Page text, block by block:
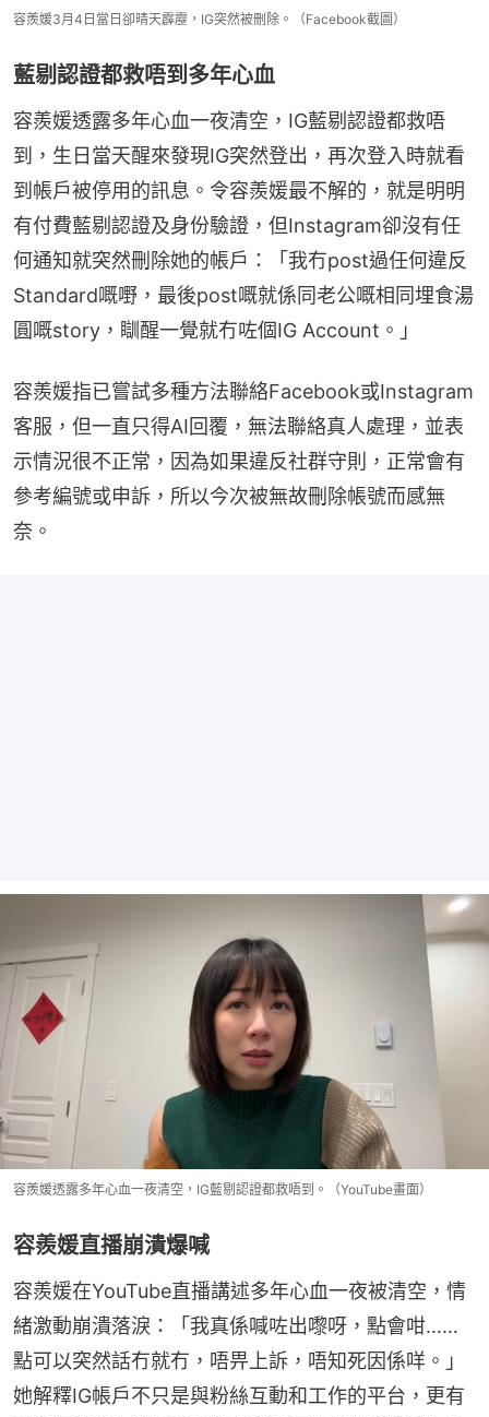
容羨媛3月4日當日卻晴天霹靂，IG突然被刪除。（Facebook截圖）
藍剔認證都救唔到多年心血
容羨媛透露多年心血一夜清空，IG藍剔認證都救唔
到，生日當天醒來發現IG突然登出，再次登入時就看
到帳戶被停用的訊息。令容羨媛最不解的，就是明明
有付費藍剔認證及身份驗證，但Instagram卻沒有任
何通知就突然刪除她的帳戶：「我冇post過任何違反
Standard嘅嘢，最後post嘅就係同老公嘅相同埋食湯
圓嘅story，瞓醒一覺就冇咗個IG Account。」
容羨媛指已嘗試多種方法聯絡Facebook或Instagram
客服，但一直只得AI回覆，無法聯絡真人處理，並表
示情況很不正常，因為如果違反社群守則，正常會有
參考編號或申訴，所以今次被無故刪除帳號而感無
奈。
容羨媛透露多年心血一夜清空，IG藍剔認證都救唔到。（YouTube畫面）
容羨媛直播崩潰爆喊
容羨媛在YouTube直播講述多年心血一夜被清空，情
緒激動崩潰落淚：「我真係喊咗出嚟呀，點會咁……
點可以突然話冇就冇，唔畀上訴，唔知死因係咩。」
她解釋IG帳戶不只是與粉絲互動和工作的平台，更有